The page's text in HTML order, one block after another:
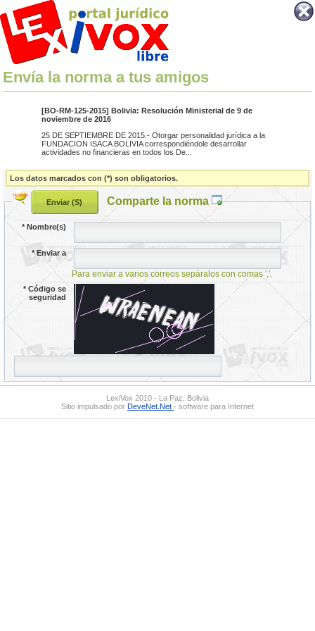
Envía la norma a tus amigos
[BO-RM-125-2015] Bolivia: Resolución Ministerial de 9 de
noviembre de 2016
25 DE SEPTIEMBRE DE 2015.- Otorgar personalidad jurídica a la
FUNDACION ISACA BOLIVIA correspondiéndole desarrollar
actividades no financieras en todos los De...
Los datos marcados con (*) son obligatorios.
Comparte la norma
*Nombre(s)
*Enviar a
Para enviar a varios correos sepáralos con comas ','.
*Código se
seguridad
LexiVox 2010 - La Paz, Bolivia
Sitio impulsado por DeveNet.Net - software para Internet